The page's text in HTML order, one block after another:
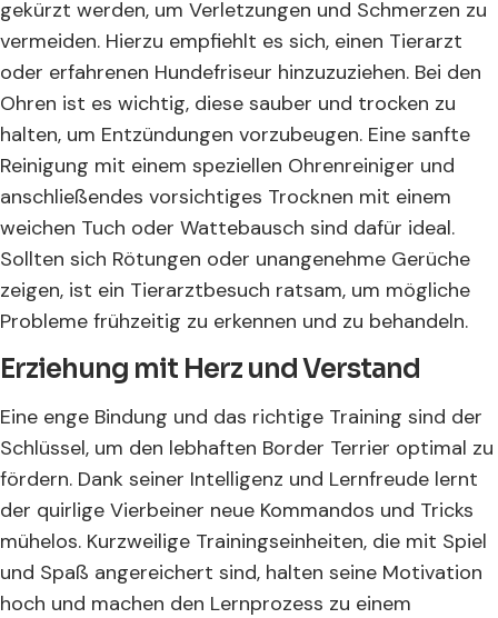
gekürzt werden, um Verletzungen und Schmerzen zu
vermeiden. Hierzu empfiehlt es sich, einen Tierarzt
oder erfahrenen Hundefriseur hinzuzuziehen. Bei den
Ohren ist es wichtig, diese sauber und trocken zu
halten, um Entzündungen vorzubeugen. Eine sanfte
Reinigung mit einem speziellen Ohrenreiniger und
anschließendes vorsichtiges Trocknen mit einem
weichen Tuch oder Wattebausch sind dafür ideal.
Sollten sich Rötungen oder unangenehme Gerüche
zeigen, ist ein Tierarztbesuch ratsam, um mögliche
Probleme frühzeitig zu erkennen und zu behandeln.
Erziehung mit Herz und Verstand
Eine enge Bindung und das richtige Training sind der
Schlüssel, um den lebhaften Border Terrier optimal zu
fördern. Dank seiner Intelligenz und Lernfreude lernt
der quirlige Vierbeiner neue Kommandos und Tricks
mühelos. Kurzweilige Trainingseinheiten, die mit Spiel
und Spaß angereichert sind, halten seine Motivation
hoch und machen den Lernprozess zu einem